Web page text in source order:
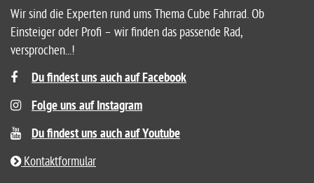
Wir sind die Experten rund ums Thema Cube Fahrrad. Ob
Einsteiger oder Profi – wir finden das passende Rad,
versprochen...!
Du findest uns auch auf Facebook
Folge uns auf Instagram
Du findest uns auch auf Youtube
Kontaktformular